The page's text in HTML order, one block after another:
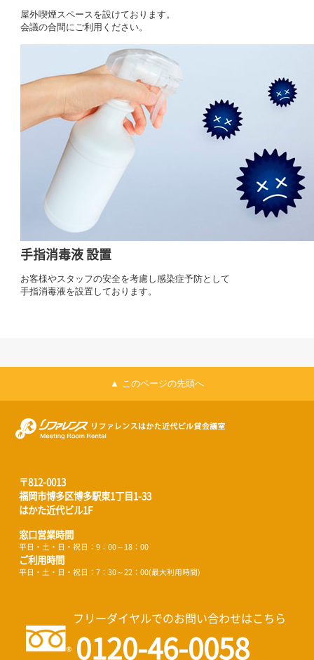
屋外喫煙スペースを設けております。
会議の合間にご利用ください。
手指消毒液 設置
お客様やスタッフの安全を考慮し感染症予防として
手指消毒液を設置しております。
▲ このページの先頭へ
〒812-0013
福岡市博多区博多駅東1丁目1-33
はかた近代ビル1F
窓口営業時間
平日・土・日・祝日：9：00～18：00
ご利用時間
平日・土・日・祝日：7：30～22：00(最大利用時間)
フリーダイヤルでのお問い合わせはこちら
0120-46-0058